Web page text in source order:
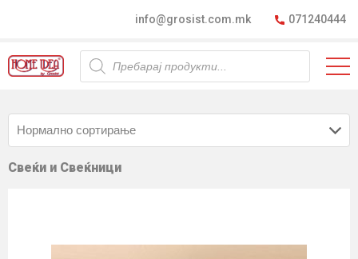
info@grosist.com.mk 071240444
Products
search
Свеќи и Свеќници